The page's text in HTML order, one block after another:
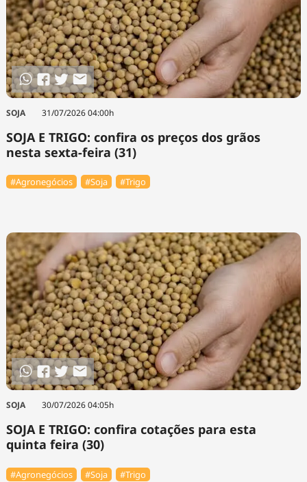
SOJA 31/07/2026 04:00h
SOJA E TRIGO: confira os preços dos grãos
nesta sexta-feira (31)
#Agronegócios #Soja #Trigo
SOJA 30/07/2026 04:05h
SOJA E TRIGO: confira cotações para esta
quinta feira (30)
#Agronegócios #Soja #Trigo